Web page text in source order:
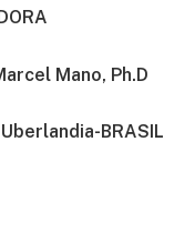
Mano, Ph.D
BRASIL